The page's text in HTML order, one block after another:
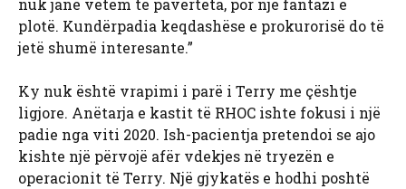
nuk janë vetëm të pavërteta, por një fantazi e
plotë. Kundërpadia keqdashëse e prokurorisë do të
jetë shumë interesante.”
Ky nuk është vrapimi i parë i Terry me çështje
ligjore. Anëtarja e kastit të RHOC ishte fokusi i një
padie nga viti 2020. Ish-pacientja pretendoi se ajo
kishte një përvojë afër vdekjes në tryezën e
operacionit të Terry. Një gjykatës e hodhi poshtë